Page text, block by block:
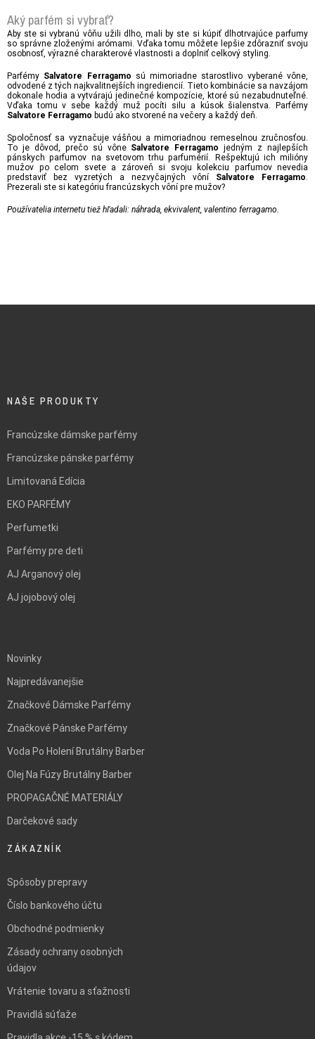
Aký parfém si vybrať?
Aby ste si vybranú vôňu užili dlho, mali by ste si kúpiť dlhotrvajúce parfumy
so správne zloženými arómami. Vďaka tomu môžete lepšie zdôrazniť svoju
osobnosť, výrazné charakterové vlastnosti a doplniť celkový styling.
Parfémy Salvatore Ferragamo sú mimoriadne starostlivo vyberané vône,
odvodené z tých najkvalitnejších ingrediencií. Tieto kombinácie sa navzájom
dokonale hodia a vytvárajú jedinečné kompozície, ktoré sú nezabudnuteľné.
Vďaka tomu v sebe každý muž pocíti silu a kúsok šialenstva. Parfémy
Salvatore Ferragamo budú ako stvorené na večery a každý deň.
Spoločnosť sa vyznačuje vášňou a mimoriadnou remeselnou zručnosťou.
To je dôvod, prečo sú vône Salvatore Ferragamo jedným z najlepších
pánskych parfumov na svetovom trhu parfumérií. Rešpektujú ich milióny
mužov po celom svete a zároveň si svoju kolekciu parfumov nevedia
predstaviť bez vyzretých a nezvyčajných vôní
Salvatore Ferragamo
Prezerali ste si kategóriu francúzskych vôní pre mužov?
Používatelia internetu tiež hľadali: náhrada, ekvivalent, valentino ferragamo.
NAŠE PRODUKTY
Francúzske dámske parfémy
Francúzske pánske parfémy
Limitovaná Edícia
EKO PARFÉMY
Perfumetki
Parfémy pre deti
AJ Arganový olej
AJ jojobový olej
Novinky
Najpredávanejšie
Značkové Dámske Parfémy
Značkové Pánske Parfémy
Voda Po Holení Brutálny Barber
Olej Na Fúzy Brutálny Barber
PROPAGAČNÉ MATERIÁLY
Darčekové sady
ZÁKAZNÍK
Spôsoby prepravy
Číslo bankového účtu
Obchodné podmienky
Zásady ochrany osobných
údajov
Vrátenie tovaru a sťažnosti
Pravidlá súťaže